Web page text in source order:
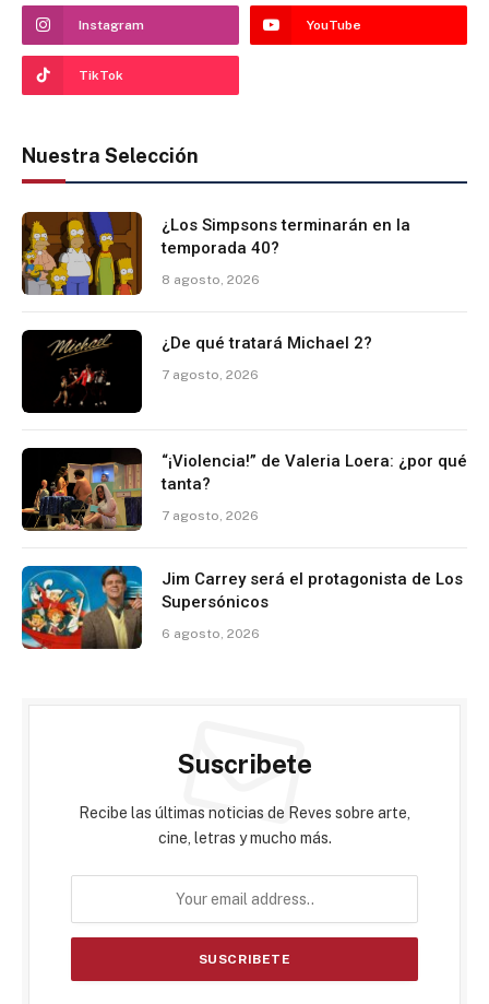
Instagram YouTube
TikTok
Nuestra Selección
¿Los Simpsons terminarán en la
temporada 40?
8 agosto, 2026
¿De qué tratará Michael 2?
7 agosto, 2026
“¡Violencia!” de Valeria Loera: ¿por qué
tanta?
7 agosto, 2026
Jim Carrey será el protagonista de Los
Supersónicos
6 agosto, 2026
Suscribete
Recibe las últimas noticias de Reves sobre arte,
cine, letras y mucho más.